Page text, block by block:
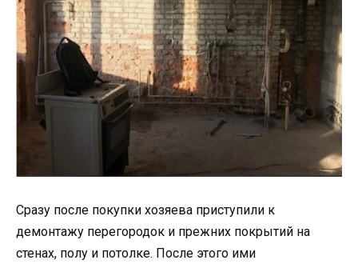
Сразу после покупки хозяева приступили к
демонтажу перегородок и прежних покрытий на
стенах, полу и потолке. После этого ими